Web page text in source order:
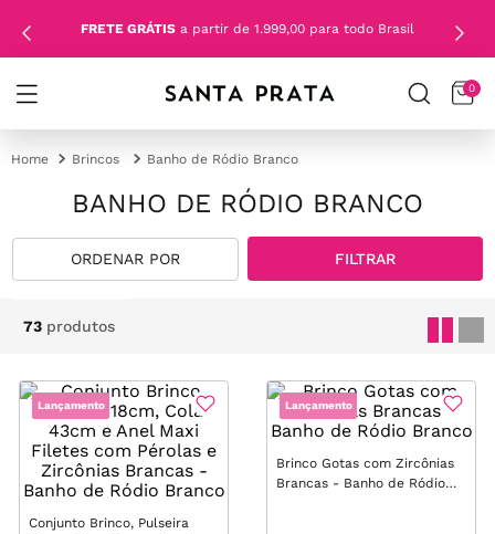
FRETE GRÁTIS a partir de 1.999,00 para todo Brasil
0
Brincos Banho de Ródio Branco
BANHO DE RÓDIO BRANCO
FILTRAR
73 produtos
Lançamento
Conjunto Brinco, Pulseira
Lançamento
Brinco Gotas com Zircônias
Brancas - Banho de Ródio